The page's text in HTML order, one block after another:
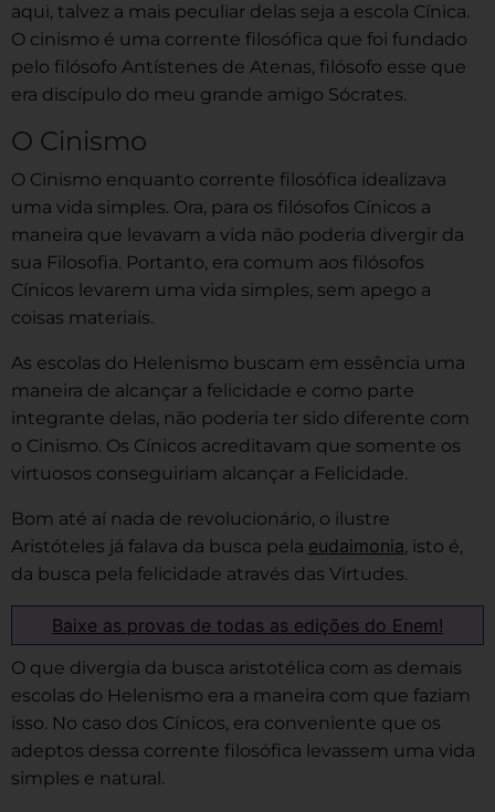
aqui, talvez a mais peculiar delas seja a escola Cínica.
O cinismo é uma corrente filosófica que foi fundado
pelo filósofo Antístenes de Atenas, filósofo esse que
era discípulo do meu grande amigo Sócrates.
O Cinismo
O Cinismo enquanto corrente filosófica idealizava
uma vida simples. Ora, para os filósofos Cínicos a
maneira que levavam a vida não poderia divergir da
sua Filosofia. Portanto, era comum aos filósofos
Cínicos levarem uma vida simples, sem apego a
coisas materiais.
As escolas do Helenismo buscam em essência uma
maneira de alcançar a felicidade e como parte
integrante delas, não poderia ter sido diferente com
o Cinismo. Os Cínicos acreditavam que somente os
virtuosos conseguiriam alcançar a Felicidade.
Bom até aí nada de revolucionário, o ilustre
Aristóteles já falava da busca pela eudaimonia, isto é,
da busca pela felicidade através das Virtudes.
Baixe as provas de todas as edições do Enem!
O que divergia da busca aristotélica com as demais
escolas do Helenismo era a maneira com que faziam
isso. No caso dos Cínicos, era conveniente que os
adeptos dessa corrente filosófica levassem uma vida
simples e natural.